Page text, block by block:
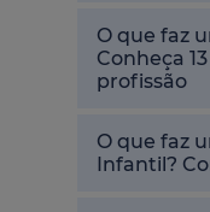
O que faz
Conheça
profissão
O que faz
Infantil?